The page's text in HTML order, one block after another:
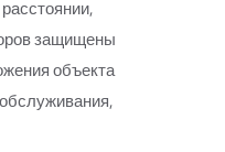
защищены
объекта